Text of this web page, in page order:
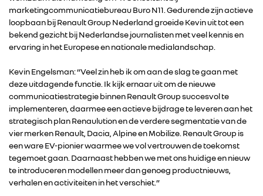
RENAULT GROUP
DACIA
marketingcommunicatiebureau Buro N11. Gedurende zijn actieve
loopbaan bij Renault Group Nederland groeide Kevin uit tot een
bekend gezicht bij Nederlandse journalisten met veel kennis en
ervaring in het Europese en nationale medialandschap.
Kevin Engelsman: “Veel zin heb ik om aan de slag te gaan met
deze uitdagende functie. Ik kijk ernaar uit om de nieuwe
communicatiestrategie binnen Renault Group succesvol te
implementeren, daarmee een actieve bijdrage te leveren aan het
strategisch plan Renaulution en de verdere segmentatie van de
vier merken Renault, Dacia, Alpine en Mobilize. Renault Group is
een ware EV-pionier waarmee we vol vertrouwen de toekomst
tegemoet gaan. Daarnaast hebben we met ons huidige en nieuw
te introduceren modellen meer dan genoeg productnieuws,
verhalen en activiteiten in het verschiet.”